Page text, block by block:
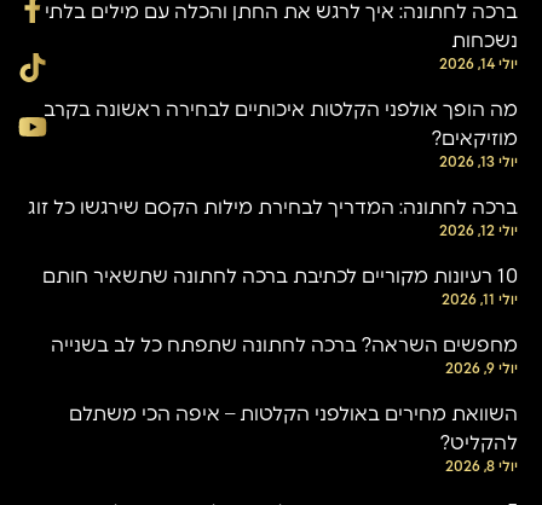
ברכה לחתונה: איך לרגש את החתן והכלה עם מילים בלתי
נשכחות
יולי 14, 2026
מה הופך אולפני הקלטות איכותיים לבחירה ראשונה בקרב
מוזיקאים?
יולי 13, 2026
ברכה לחתונה: המדריך לבחירת מילות הקסם שירגשו כל זוג
יולי 12, 2026
10 רעיונות מקוריים לכתיבת ברכה לחתונה שתשאיר חותם
יולי 11, 2026
מחפשים השראה? ברכה לחתונה שתפתח כל לב בשנייה
יולי 9, 2026
השוואת מחירים באולפני הקלטות – איפה הכי משתלם
להקליט?
יולי 8, 2026